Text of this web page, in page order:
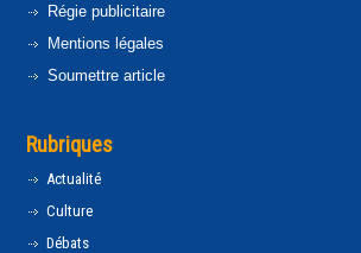
Régie publicitaire
Mentions légales
Soumettre article
Rubriques
Actualité
Culture
Débats